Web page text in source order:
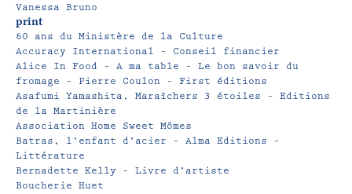
Vanessa Bruno
print
60 ans du Ministère de la Culture
Accuracy International – Conseil financier
Alice In Food – A ma table – Le bon savoir du
fromage – Pierre Coulon – First éditions
Asafumi Yamashita, Maraîchers 3 étoiles – Editions
de la Martinière
Association Home Sweet Mômes
Batras, l’enfant d’acier – Alma Editions –
Littérature
Bernadette Kelly – Livre d’artiste
Boucherie Huet